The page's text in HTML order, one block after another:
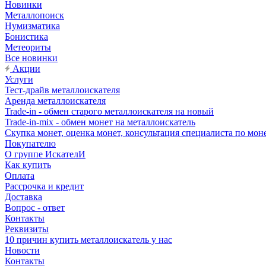
Новинки
Металлопоиск
Нумизматика
Бонистика
Метеориты
Все новинки
Акции
Услуги
Тест-драйв металлоискателя
Аренда металлоискателя
Trade-in - обмен старого металлоискателя на новый
Trade-in-mix - обмен монет на металлоискатель
Скупка монет, оценка монет, консультация специалиста по
Покупателю
О группе ИскателИ
Как купить
Оплата
Рассрочка и кредит
Доставка
Вопрос - ответ
Контакты
Реквизиты
10 причин купить металлоискатель у нас
Новости
Контакты